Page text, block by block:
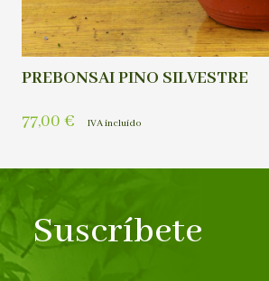
PREBONSAI PINO SILVESTRE
77,00 € IVA incluído
Suscríbete